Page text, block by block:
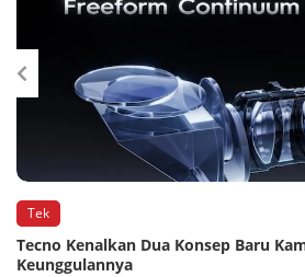
Tek
Tecno Kenalkan Dua Konsep Baru
Keunggulannya